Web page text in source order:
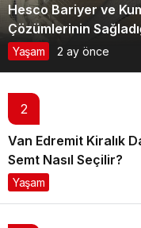
Hesco Bariyer ve
Çözümlerinin
Yaşam 2 ay önce
2
Van Edremit Kiralık
Semt Nasıl Seçilir?
Yaşam